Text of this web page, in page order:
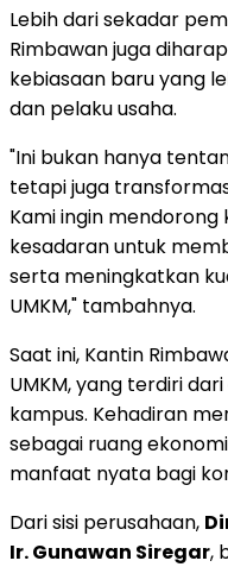
Lebih dari sekadar
Rimbawan juga
kebiasaan baru yang
dan pelaku usaha.
"Ini bukan hanya
tetapi juga
Kami ingin
kesadaran untuk
serta meningkatkan
UMKM," tambahnya.
Saat ini, Kantin
UMKM, yang terdiri
kampus. Kehadiran
sebagai ruang
manfaat nyata bagi
Dari sisi perusahaan,
Ir. Gunawan Siregar,